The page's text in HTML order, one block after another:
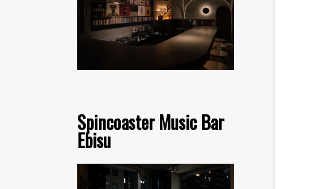
Spincoaster Music Bar
Ebisu